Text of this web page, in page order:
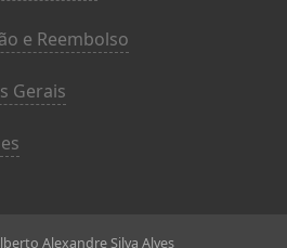
e Reembolso
Gerais
Alexandre Silva Alves